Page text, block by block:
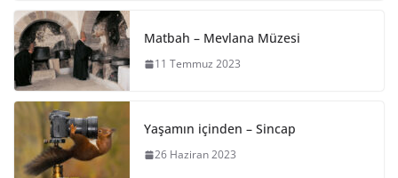
Matbah – Mevlana Müzesi
11 Temmuz 2023
Yaşamın içinden – Sincap
26 Haziran 2023